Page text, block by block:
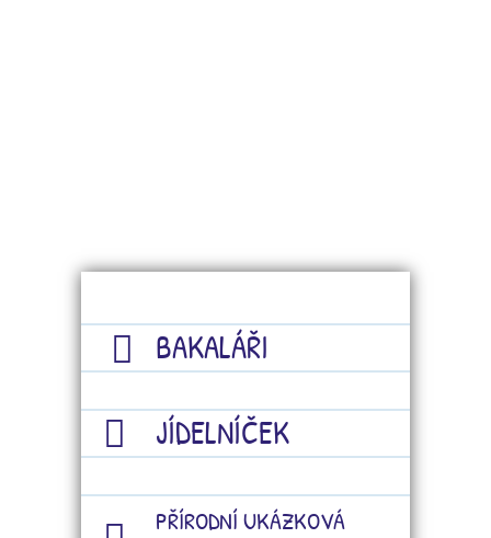
BAKALÁŘI
JÍDELNÍČEK
PŘÍRODNÍ UKÁZKOVÁ